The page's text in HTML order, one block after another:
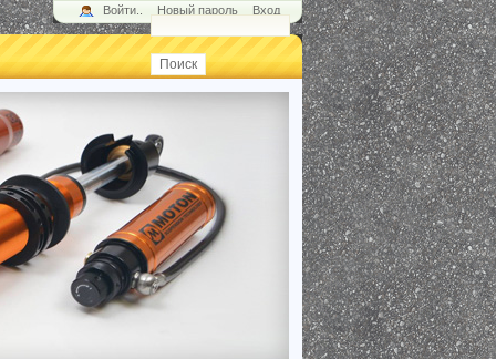
Войти.. Новый пароль Вход